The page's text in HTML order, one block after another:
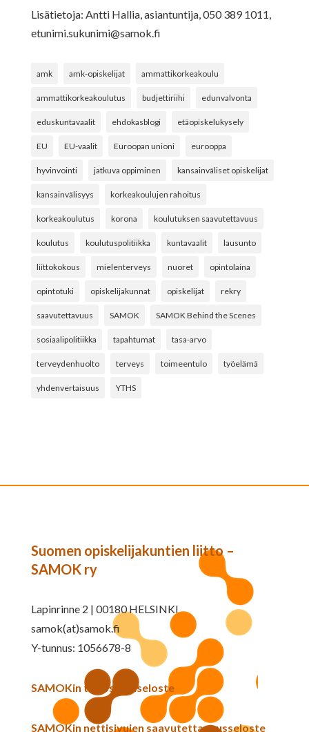
Lisätietoja: Antti Hallia, asiantuntija, 050 389 1011,
etunimi.sukunimi@samok.fi
amk amk-opiskelijat ammattikorkeakoulu
ammattikorkeakoulutus budjettiriihi edunvalvonta
eduskuntavaalit ehdokasblogi etäopiskelukysely
EU EU-vaalit Euroopan unioni eurooppa
hyvinvointi jatkuva oppiminen kansainväliset opiskelijat
kansainvälisyys korkeakoulujen rahoitus
korkeakoulutus korona koulutuksen saavutettavuus
koulutus koulutuspolitiikka kuntavaalit lausunto
liittokokous mielenterveys nuoret opintolaina
opintotuki opiskelijakunnat opiskelijat rekry
saavutettavuus SAMOK SAMOK Behind the Scenes
sosiaalipolitiikka tapahtumat tasa-arvo
terveydenhuolto terveys toimeentulo työelämä
yhdenvertaisuus YTHS
Suomen opiskelijakuntien liitto –
SAMOK ry
Lapinrinne 2 | 00180 HELSINKI
samok(at)samok.fi
Y-tunnus: 1056678-8
SAMOKin tietosuojaseloste
SAMOKin nettisivujen saavutettavuusseloste